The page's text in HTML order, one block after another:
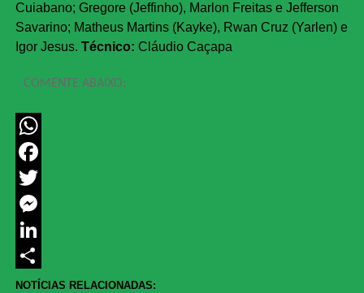
Cuiabano; Gregore (Jeffinho), Marlon Freitas e Jefferson
Savarino; Matheus Martins (Kayke), Rwan Cruz (Yarlen) e
Igor Jesus. Técnico: Cláudio Caçapa
COMENTE ABAIXO:
WhatsApp
Facebook
Twitter
Messenger
LinkedIn
Share
NOTÍCIAS RELACIONADAS: